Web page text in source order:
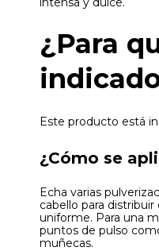
¿Para
Este producto está
¿Cómo se
Echa varias
cabello para
uniforme. Para una
puntos de pulso
muñecas.